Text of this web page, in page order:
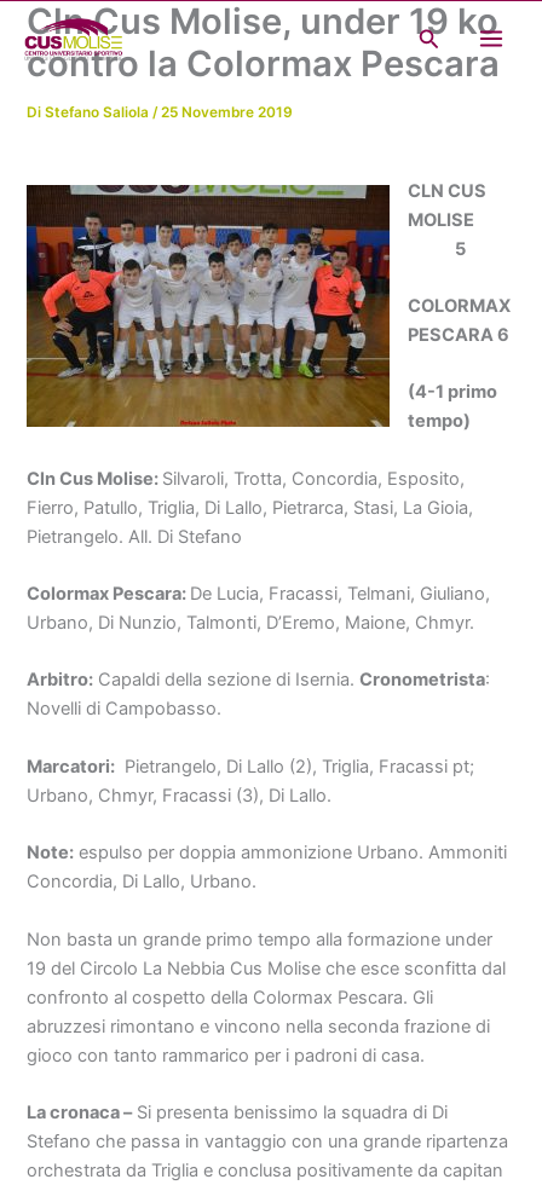
contenuto
Cerca
Cln Cus Molise, under 19 ko
contro la Colormax Pescara
DiStefano Saliola/25 Novembre 2019
CLN CUS
MOLISE
5
COLORMAX
PESCARA 6
(4-1 primo
tempo)
Cln Cus Molise: Silvaroli, Trotta, Concordia, Esposito,
Fierro, Patullo, Triglia, Di Lallo, Pietrarca, Stasi, La Gioia,
Pietrangelo. All. Di Stefano
Colormax Pescara: De Lucia, Fracassi, Telmani, Giuliano,
Urbano, Di Nunzio, Talmonti, D’Eremo, Maione, Chmyr.
Arbitro: Capaldi della sezione di Isernia.Cronometrista:
Novelli di Campobasso.
Marcatori: Pietrangelo, Di Lallo (2), Triglia, Fracassi pt;
Urbano, Chmyr, Fracassi (3), Di Lallo.
Note: espulso per doppia ammonizione Urbano. Ammoniti
Concordia, Di Lallo, Urbano.
Non basta un grande primo tempo alla formazione under
19 del Circolo La Nebbia Cus Molise che esce sconfitta dal
confronto al cospetto della Colormax Pescara. Gli
abruzzesi rimontano e vincono nella seconda frazione di
gioco con tanto rammarico per i padroni di casa.
La cronaca –Si presenta benissimo la squadra di Di
Stefano che passa in vantaggio con una grande ripartenza
orchestrata da Triglia e conclusa positivamente da capitan